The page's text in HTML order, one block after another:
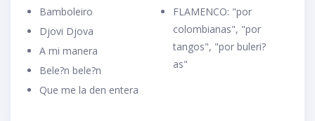
Bamboleiro
Djovi Djova
A mi manera
Bele?n bele?n
Que me la den entera
FLAMENCO: "por
colombianas", "por
tangos", "por buleri?
as"